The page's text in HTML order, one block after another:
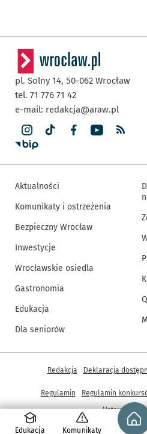
Edukacja Komunikaty
pl. Solny 14, 50-062 Wrocław
tel. 71 776 71 42
e-mail: redakcja@araw.pl
Aktualności
Komunikaty i ostrzeżenia
Bezpieczny Wrocław
Inwestycje
Wrocławskie osiedla
Gastronomia
Edukacja
Dla seniorów
Inne informacje
Redakcja Deklaracja
Regulamin Regulamin
Ustawienia